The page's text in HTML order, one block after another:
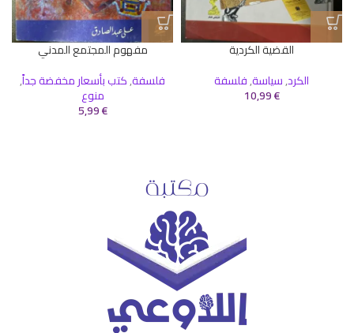
القضية الكردية
الكرد,سياسة,فلسفة
10,99€
مفهوم المجتمع المدني
فلسفة,كتب بأسعار مخفضة جداً,
منوع
5,99€